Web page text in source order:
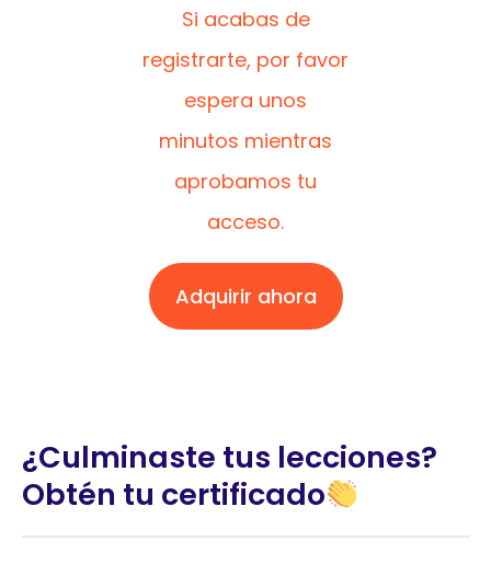
Si acabas de
registrarte, por favor
espera unos
minutos mientras
aprobamos tu
acceso.
Adquirir ahora
¿Culminaste tus lecciones?
Obtén tu certificado